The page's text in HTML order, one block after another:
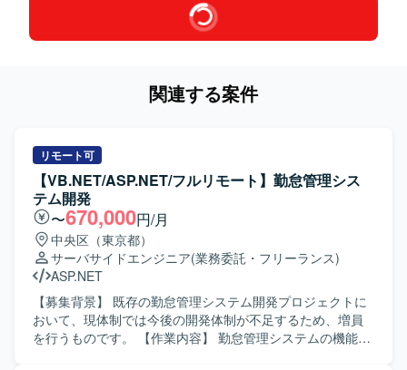
関連する案件
リモート可
【VB.NET/ASP.NET/フルリモート】勤怠管理シス
テム開発
〜670,000円/月
中央区（東京都）
サーバサイドエンジニア(業務委託・フリーランス)
ASP.NET
【募集背景】 既存の勤怠管理システム開発プロジェクトに
おいて、現体制では今後の開発体制が不足するため、増員
を行うものです。 【作業内容】 勤怠管理システムの機能追